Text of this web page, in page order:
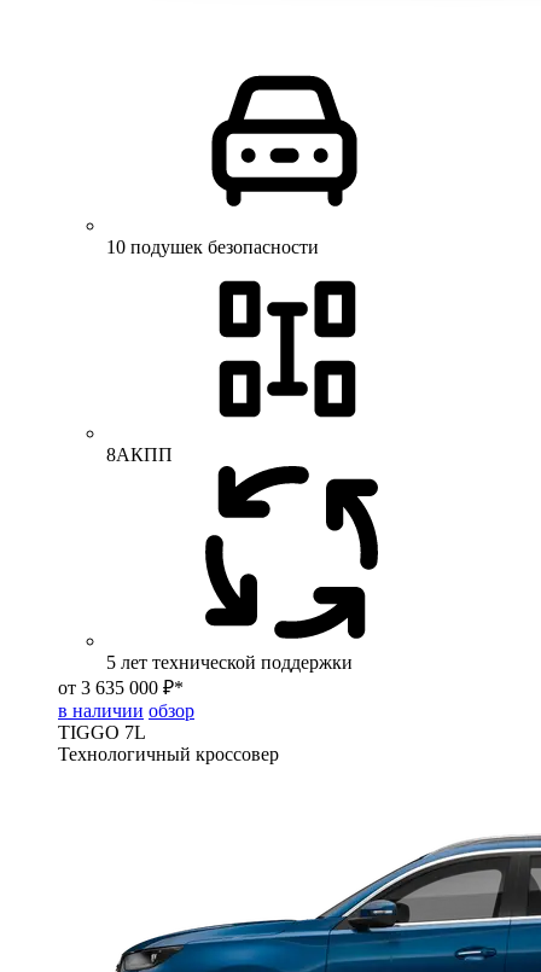
10 подушек безопасности
8АКПП
5 лет технической поддержки
от 3 635 000 ₽*
в наличии обзор
TIGGO 7L
Технологичный кроссовер